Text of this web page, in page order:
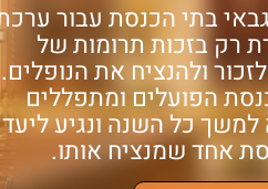
בתי הכנסת עבור ערכת
בזכות תרומות של
ולהנציח את הנופלים.
הפועלים ומתפללים
כל השנה ונגיע ליעד
אחד שמנציח אותו.